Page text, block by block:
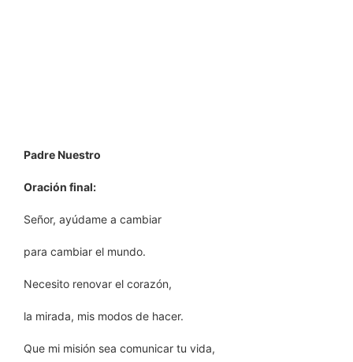
Padre Nuestro
Oración final:
Señor, ayúdame a cambiar
para cambiar el mundo.
Necesito renovar el corazón,
la mirada, mis modos de hacer.
Que mi misión sea comunicar tu vida,